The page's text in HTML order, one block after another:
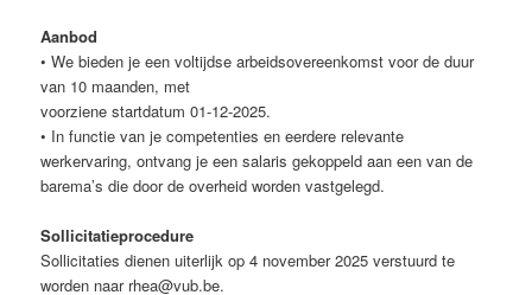
Aanbod
• We bieden je een voltijdse arbeidsovereenkomst voor de duur
van 10 maanden, met
voorziene startdatum 01-12-2025.
• In functie van je competenties en eerdere relevante
werkervaring, ontvang je een salaris gekoppeld aan een van de
barema’s die door de overheid worden vastgelegd.
Sollicitatieprocedure
Sollicitaties dienen uiterlijk op 4 november 2025 verstuurd te
worden naar rhea@vub.be.